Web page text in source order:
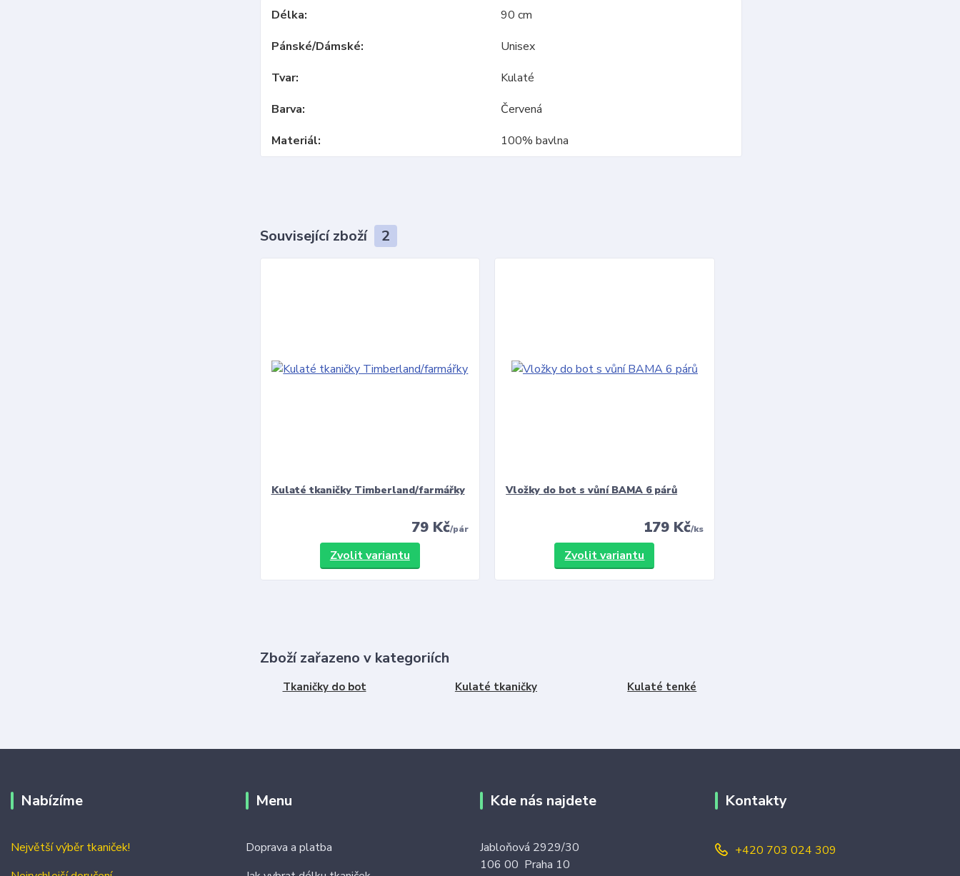
Délka
90 cm
Pánské/Dámské
Unisex
Tvar
Kulaté
Barva
Červená
Materiál
100% bavlna
Související zboží 2
Kulaté tkaničky Timberland/farmářky
79 Kč/pár
Zvolit variantu
Vložky do bot s vůní BAMA 6 párů
179 Kč/ks
Zvolit variantu
Zboží zařazeno v kategoriích
Tkaničky do bot Kulaté tkaničky Kulaté tenké
Nabízíme
Největší výběr tkaniček!
Menu
Doprava a platba
Kde nás najdete
Jabloňová 2929/30
106 00 Praha 10
Kontakty
+420 703 024 309